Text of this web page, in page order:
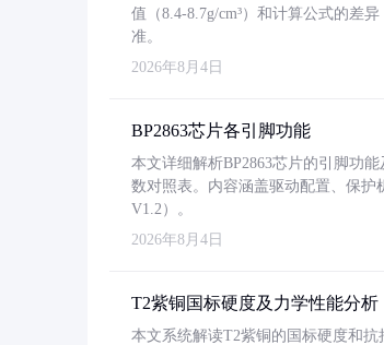
值（8.4-8.7g/cm³）和计算公式的差
准。
2026年8月4日
BP2863芯片各引脚功能
本文详细解析BP2863芯片的引脚功
数对照表。内容涵盖驱动配置、保
V1.2）。
2026年8月4日
T2紫铜国标硬度及力学性能分析
本文系统解读T2紫铜的国标硬度和抗